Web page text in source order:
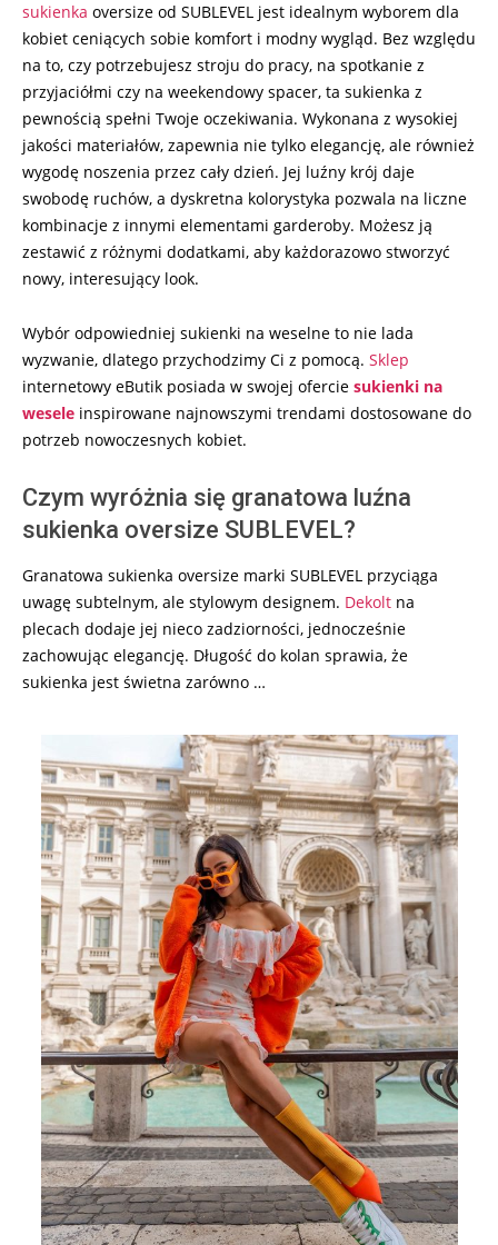
sukienka oversize od SUBLEVEL jest idealnym wyborem dla
kobiet ceniących sobie komfort i modny wygląd. Bez względu
na to, czy potrzebujesz stroju do pracy, na spotkanie z
przyjaciółmi czy na weekendowy spacer, ta sukienka z
pewnością spełni Twoje oczekiwania. Wykonana z wysokiej
jakości materiałów, zapewnia nie tylko elegancję, ale również
wygodę noszenia przez cały dzień. Jej luźny krój daje
swobodę ruchów, a dyskretna kolorystyka pozwala na liczne
kombinacje z innymi elementami garderoby. Możesz ją
zestawić z różnymi dodatkami, aby każdorazowo stworzyć
nowy, interesujący look.
Wybór odpowiedniej sukienki na weselne to nie lada
wyzwanie, dlatego przychodzimy Ci z pomocą. Sklep
internetowy eButik posiada w swojej ofercie sukienki na
wesele inspirowane najnowszymi trendami dostosowane do
potrzeb nowoczesnych kobiet.
Czym wyróżnia się granatowa luźna
sukienka oversize SUBLEVEL?
Granatowa sukienka oversize marki SUBLEVEL przyciąga
uwagę subtelnym, ale stylowym designem. Dekolt na
plecach dodaje jej nieco zadziorności, jednocześnie
zachowując elegancję. Długość do kolan sprawia, że
sukienka jest świetna zarówno …